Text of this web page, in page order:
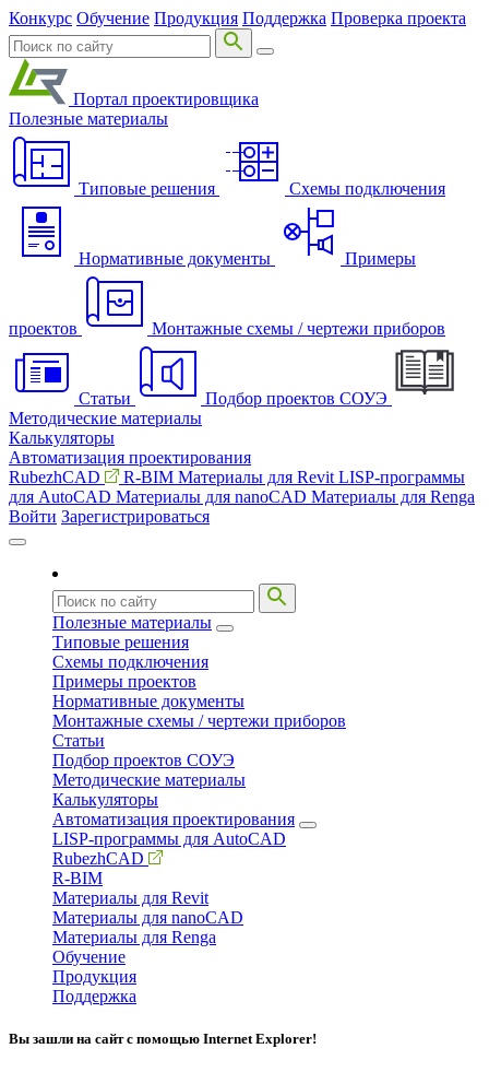
Конкурс Обучение Продукция Поддержка Проверка проекта
Портал проектировщика
Полезные материалы
Типовые решения Схемы подключения
Нормативные документы Примеры
проектов Монтажные схемы / чертежи приборов
Статьи
Подбор проектов СОУЭ
Методические материалы
Калькуляторы
Автоматизация проектирования
RubezhCAD
R-BIM Материалы для Revit LISP-программы
для AutoCAD Материалы для nanoCAD Материалы для Renga
Войти Зарегистрироваться
Полезные материалы
Типовые решения
Схемы подключения
Примеры проектов
Нормативные документы
Монтажные схемы / чертежи приборов
Статьи
Подбор проектов СОУЭ
Методические материалы
Калькуляторы
Автоматизация проектирования
LISP-программы для AutoCAD
RubezhCAD
R-BIM
Материалы для Revit
Материалы для nanoCAD
Материалы для Renga
Обучение
Продукция
Поддержка
Вы зашли на сайт с помощью Internet Explorer!